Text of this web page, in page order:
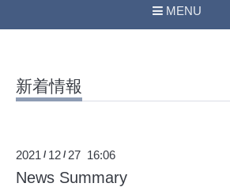
MENU
新着情報
2021 / 12 / 27 16:06
News Summary